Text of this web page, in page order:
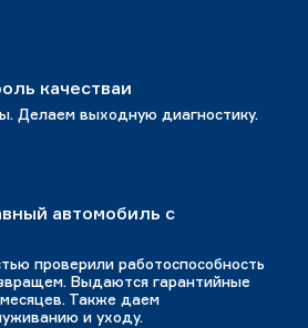
качестваи
Делаем выходную диагностику.
автомобиль с
проверили работоспособность
Выдаются гарантийные
Также даем
и уходу.